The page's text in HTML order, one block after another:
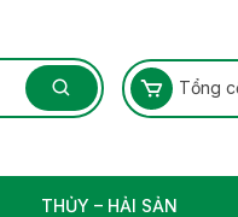
Tổng
THỦY – HẢI SẢN